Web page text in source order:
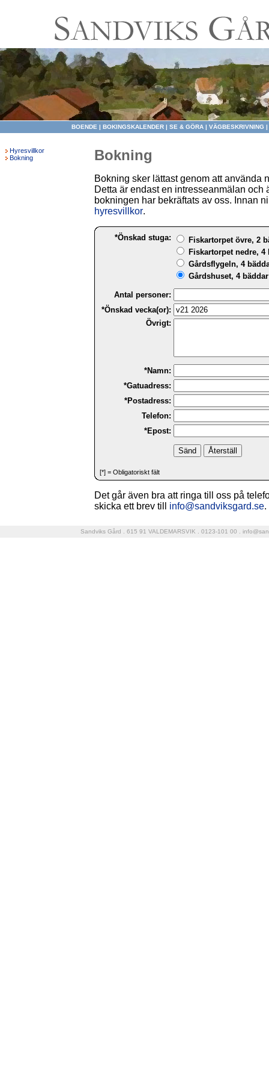
BOENDE | BOKINGSKALENDER | SE & GÖRA | VÄGBESKRIVNING |
Hyresvillkor
Bokning
Bokning
Bokning sker lättast genom att använda
Detta är endast en intresseanmälan och
bokningen har bekräftats av oss. Innan
hyresvillkor.
*Önskad stuga:
Fiskartorpet övre, 2
Fiskartorpet nedre, 4
Gårdsflygeln, 4
Gårdshuset, 4
Antal personer:
*Önskad vecka(or):
Övrigt:
*Namn:
*Gatuadress:
*Postadress:
Telefon:
*Epost:
[*] = Obligatoriskt fält
Det går även bra att ringa till oss på
skicka ett brev till info@sandviksgard.se.
Sandviks Gård . 615 91 VALDEMARSVIK . 0123-101 00 .